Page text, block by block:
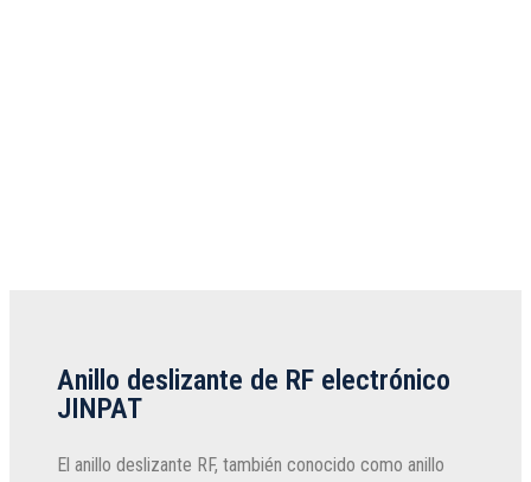
Anillo deslizante de RF electrónico
JINPAT
El anillo deslizante RF, también conocido como anillo